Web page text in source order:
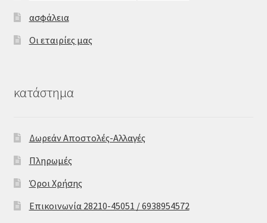
ασφάλεια
Οι εταιρίες μας
κατάστημα
Δωρεάν Αποστολές-Αλλαγές
Πληρωμές
Όροι Χρήσης
Επικοινωνία 28210-45051 / 6938954572